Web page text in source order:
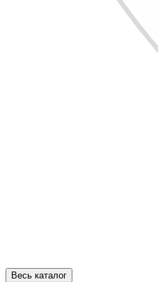
Весь каталог